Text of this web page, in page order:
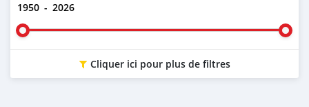
1950 - 2026
Cliquer ici pour plus de filtres